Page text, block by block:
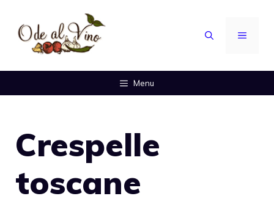
contenuto
MENU
Menu
Crespelle
toscane